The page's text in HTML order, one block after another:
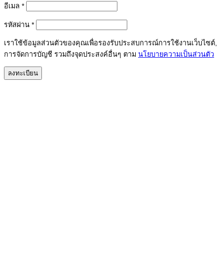
อีเมล *ต้องการ
รหัสผ่าน *ต้องการ
เราใช้ข้อมูลส่วนตัวของคุณเพื่อรองรับประสบการณ์การใช้งานเว็บไซต์,
การจัดการบัญชี รวมถึงจุดประสงค์อื่นๆ ตาม นโยบายความเป็นส่วนตัว
ลงทะเบียน